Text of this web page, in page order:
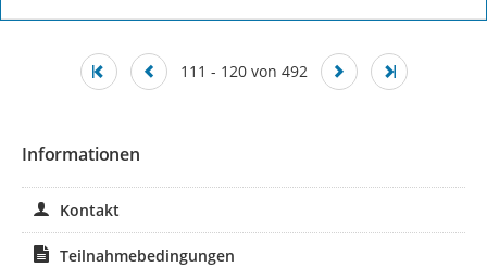
111 - 120 von 492
Informationen
Kontakt
Teilnahmebedingungen